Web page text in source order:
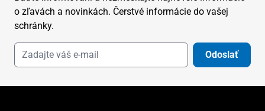
o zľavách a novinkách. Čerstvé informácie do vašej
schránky.
Odoslať